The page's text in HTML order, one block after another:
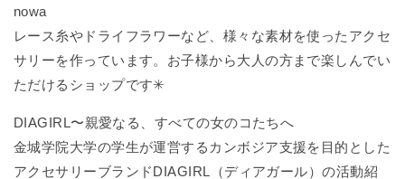
nowa
レース糸やドライフラワーなど、様々な素材を使ったアクセ
サリーを作っています。お子様から大人の方まで楽しんでい
ただけるショップです✳︎
DIAGIRL〜親愛なる、すべての女のコたちへ
金城学院大学の学生が運営するカンボジア支援を目的とした
アクセサリーブランドDIAGIRL（ディアガール）の活動紹